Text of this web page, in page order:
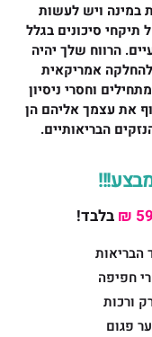
במינה ויש לעשות
סיכונים בגלל
הרווח שלך יהיה
אמריקאית
וחסרי ניסיון
את עצמך אליהם הן
הבריאותיים.
בלבד!
חפיפה
ורכות
פגום